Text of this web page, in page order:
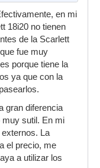
los
Pero en
no puedo
significativa.
el cambio.
a comprar una
computadora
adaptador
en mi
18i20 no tienen
de la Scarlett
fue muy
porque tiene la
ya que con la
gran diferencia
muy sutil. En mi
La
el precio, me
a utilizar los